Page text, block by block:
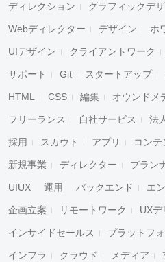
ディレクション グラフィックデ
Webディレクター デザイン ホ
UIデザイン クライアントワーク
サポート Git スタートアップ
HTML CSS 編集 オウンドメ
フリーランス 自社サービス 法
採用 スカウト アプリ コン
新規事業 ディレクター プラン
UIUX 運用 バックエンド エ
企画立案 リモートワーク UXデ
インサイドセールス プラットフ
インフラ クラウド メディア